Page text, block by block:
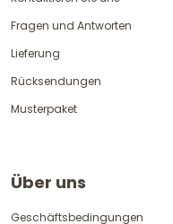
Fragen und Antworten
Lieferung
Rücksendungen
Musterpaket
Über uns
Geschäftsbedingungen